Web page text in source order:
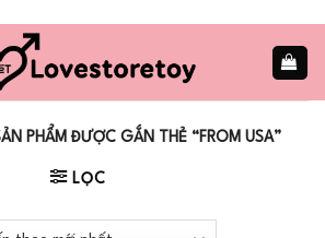
PHẨM ĐƯỢC GẮN THẺ “FROM USA”
LỌC